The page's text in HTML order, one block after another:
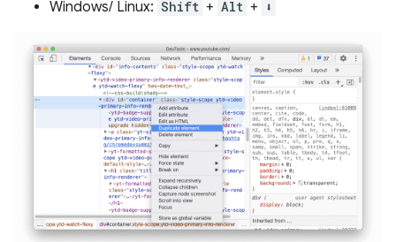
Windows/ Linux: Shift + Alt + ⬇️